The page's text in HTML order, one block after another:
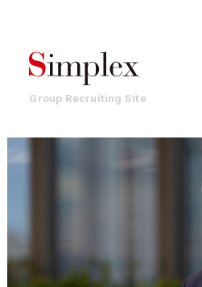
組織
Group Recruiting Site